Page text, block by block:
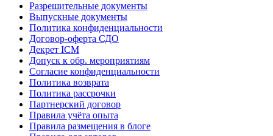
Разрешительные документы
Выпускные документы
Политика конфиденциальности
Договор-оферта СДО
Декрет ICM
Допуск к обр. мероприятиям
Согласие конфиденциальности
Политика возврата
Политика рассрочки
Партнерский договор
Правила учёта опыта
Правила размещения в блоге